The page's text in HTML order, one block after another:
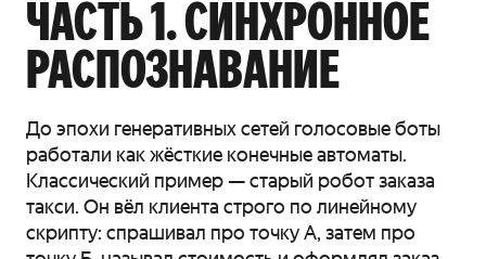
ЧАСТЬ 1. СИНХРОННОЕ
РАСПОЗНАВАНИЕ
До эпохи генеративных сетей голосовые боты
работали как жёсткие конечные автоматы.
Классический пример — старый робот заказа
такси. Он вёл клиента строго по линейному
скрипту: спрашивал про точку А, затем про